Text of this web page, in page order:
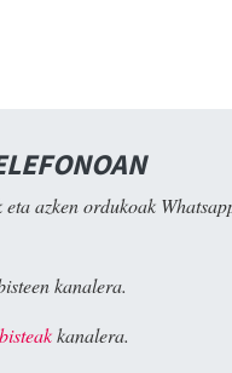
azken ordukoak
kanalera.
kanalera.